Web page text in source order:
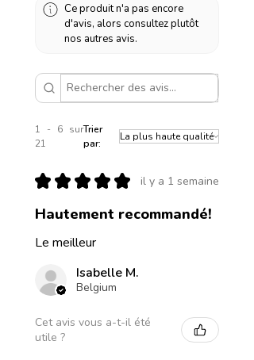
Ce produit n'a pas encore
d'avis, alors consultez plutôt
nos autres avis.
1 - 6 sur
21
Trier
par:
★ ★ ★ ★ ★ il y a 1 semaine
Hautement recommandé!
Le meilleur
Isabelle M.
Belgium
Cet avis vous a-t-il été
utile ?